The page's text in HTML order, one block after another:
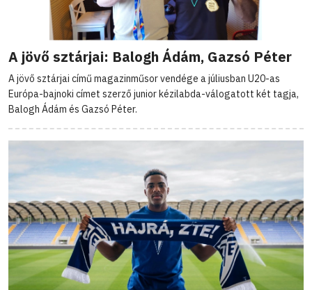
A jövő sztárjai: Balogh Ádám, Gazsó Péter
A jövő sztárjai című magazinműsor vendége a júliusban U20-as
Európa-bajnoki címet szerző junior kézilabda-válogatott két tagja,
Balogh Ádám és Gazsó Péter.